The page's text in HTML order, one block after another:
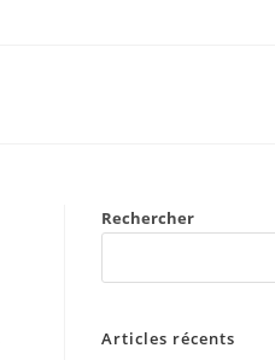
Rechercher
Articles récents